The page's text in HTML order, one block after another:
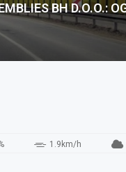
1.9km/h
BH D.O.O.: